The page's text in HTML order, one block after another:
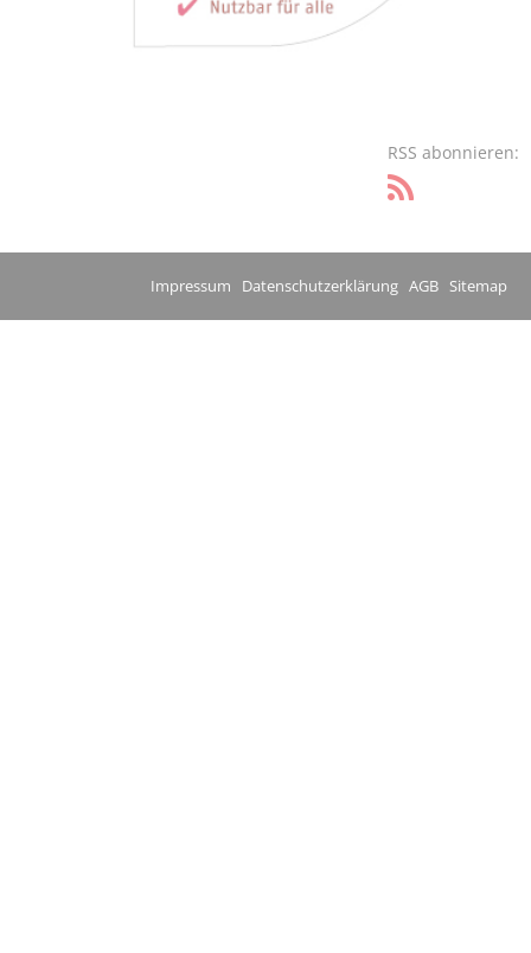
RSS abonnieren:
Impressum Datenschutzerklärung AGB Sitemap